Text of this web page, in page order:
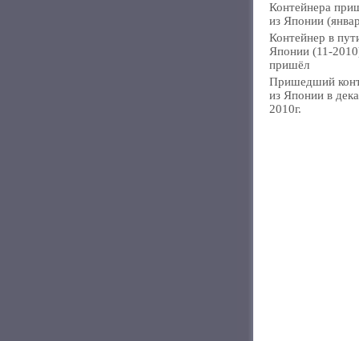
Контейнера
из Японии
Контейнер в
Японии (11-
пришёл
Пришедший
из Японии в
2010г.